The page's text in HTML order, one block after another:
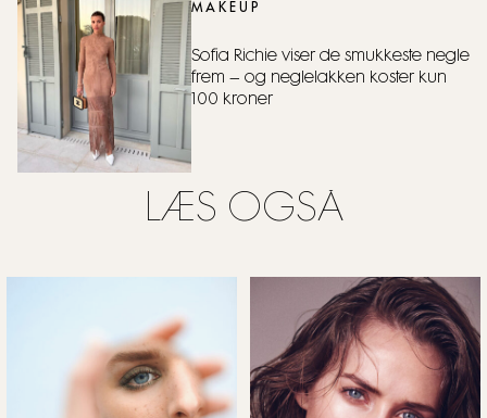
MAKEUP
Sofia Richie viser de smukkeste negle
frem – og neglelakken koster kun
100 kroner
LÆS OGSÅ